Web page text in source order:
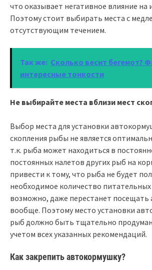
что оказывает негативное влияние на
Поэтому стоит выбирать места с
отсутствующим течением.
Так же: Сколько весит бегемот?
интересные тонкости
Не выбирайте места вблизи мест
Выбор места для установки
скопления рыбы не является
т.к. рыба может находиться в
постоянных налетов других рыб на
привести к тому, что рыба не будет
необходимое количество
возможно, даже перестанет посещать
вообще. Поэтому место установки
рыб должно быть тщательно
учетом всех указанных рекомендаций.
Как закрепить автокормушку?